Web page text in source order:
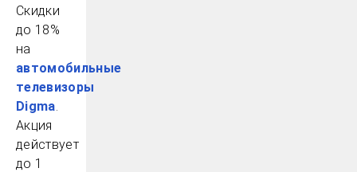
Скидки
до 18%
на
автомобильные
телевизоры
Digma.
Акция
действует
до 1